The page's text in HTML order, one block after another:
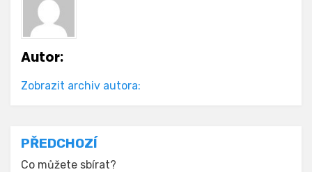
Autor:
Zobrazit archiv autora:
Navigace
PŘEDCHOZÍ
Co můžete sbírat?